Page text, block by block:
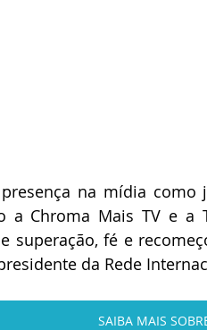
na mídia como
a Chroma Mais TV e
superação, fé e
da Rede
SAIBA MAIS